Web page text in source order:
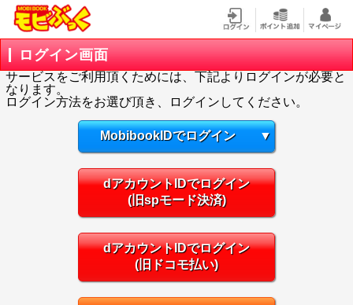
ログイン画面
サービスをご利用頂くためには、下記よりログインが必要と
なります。
ログイン方法をお選び頂き、ログインしてください。
MobibookIDでログイン ▼
dアカウントIDでログイン
(旧spモード決済)
dアカウントIDでログイン
(旧ドコモ払い)